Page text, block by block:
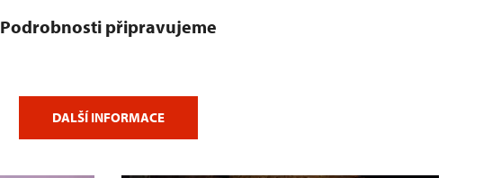
Podrobnosti připravujeme
DALŠÍ INFORMACE